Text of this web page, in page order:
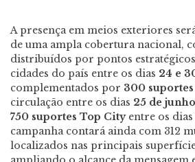
A presença em meios exteriores
de uma ampla cobertura nacional,
distribuídos por pontos
cidades do país entre os dias 24 e
complementados por 300
circulação entre os dias 25 de
750 suportes Top Cityentre os dias
campanha contará ainda com 312
localizados nas principais